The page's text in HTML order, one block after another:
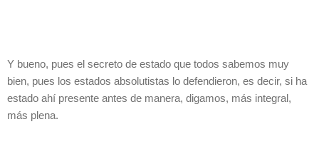
Y bueno, pues el secreto de estado que todos sabemos muy
bien, pues los estados absolutistas lo defendieron, es decir, si ha
estado ahí presente antes de manera, digamos, más integral,
más plena.